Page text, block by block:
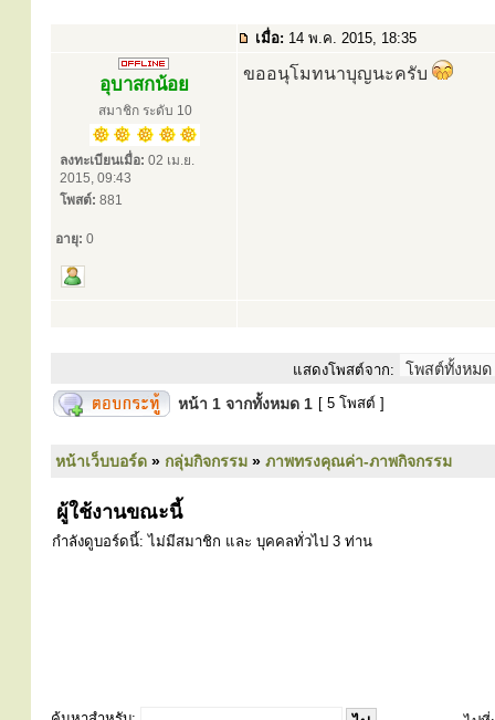
เมื่อ: 14 พ.ค. 2015, 18:35
อุบาสกน้อย
สมาชิก ระดับ 10
ลงทะเบียนเมื่อ: 02 เม.ย.
2015, 09:43
โพสต์: 881
อายุ: 0
ขออนุโมทนาบุญนะครับ
แสดงโพสต์จาก:
หน้า 1 จากทั้งหมด 1 [ 5 โพสต์ ]
หน้าเว็บบอร์ด » กลุ่มกิจกรรม » ภาพทรงคุณค่า-ภาพกิจกรรม
ผู้ใช้งานขณะนี้
กำลังดูบอร์ดนี้: ไม่มีสมาชิก และ บุคคลทั่วไป 3 ท่าน